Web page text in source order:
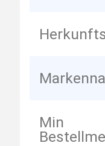
Min